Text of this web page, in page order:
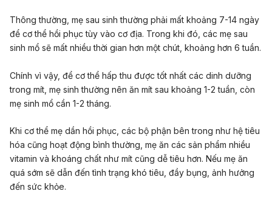
Thông thường, mẹ sau sinh thường phải mất khoảng 7-14 ngày
để cơ thể hồi phục tùy vào cơ địa. Trong khi đó, các mẹ sau
sinh mổ sẽ mất nhiều thời gian hơn một chút, khoảng hơn 6 tuần.
Chính vì vậy, để cơ thể hấp thu được tốt nhất các dinh dưỡng
trong mít, mẹ sinh thường nên ăn mít sau khoảng 1-2 tuần, còn
mẹ sinh mổ cần 1-2 tháng.
Khi cơ thể mẹ dần hồi phục, các bộ phận bên trong như hệ tiêu
hóa cũng hoạt động bình thường, mẹ ăn các sản phẩm nhiều
vitamin và khoáng chất như mít cũng dễ tiêu hơn. Nếu mẹ ăn
quá sớm sẽ dẫn đến tình trạng khó tiêu, đầy bụng, ảnh hưởng
đến sức khỏe.